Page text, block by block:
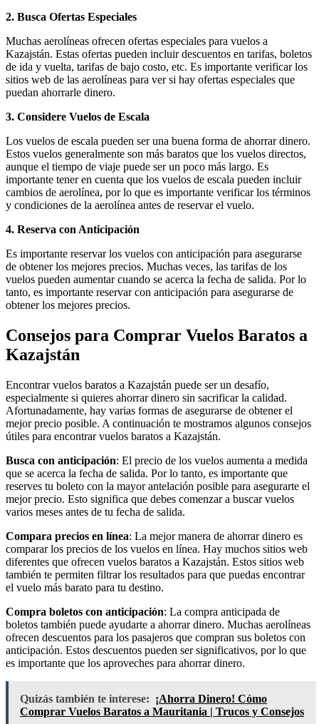
2. Busca Ofertas Especiales
Muchas aerolíneas ofrecen ofertas especiales para vuelos a
Kazajstán. Estas ofertas pueden incluir descuentos en tarifas, boletos
de ida y vuelta, tarifas de bajo costo, etc. Es importante verificar los
sitios web de las aerolíneas para ver si hay ofertas especiales que
puedan ahorrarle dinero.
3. Considere Vuelos de Escala
Los vuelos de escala pueden ser una buena forma de ahorrar dinero.
Estos vuelos generalmente son más baratos que los vuelos directos,
aunque el tiempo de viaje puede ser un poco más largo. Es
importante tener en cuenta que los vuelos de escala pueden incluir
cambios de aerolínea, por lo que es importante verificar los términos
y condiciones de la aerolínea antes de reservar el vuelo.
4. Reserva con Anticipación
Es importante reservar los vuelos con anticipación para asegurarse
de obtener los mejores precios. Muchas veces, las tarifas de los
vuelos pueden aumentar cuando se acerca la fecha de salida. Por lo
tanto, es importante reservar con anticipación para asegurarse de
obtener los mejores precios.
Consejos para Comprar Vuelos Baratos a
Kazajstán
Encontrar vuelos baratos a Kazajstán puede ser un desafío,
especialmente si quieres ahorrar dinero sin sacrificar la calidad.
Afortunadamente, hay varias formas de asegurarse de obtener el
mejor precio posible. A continuación te mostramos algunos consejos
útiles para encontrar vuelos baratos a Kazajstán.
Busca con anticipación: El precio de los vuelos aumenta a medida
que se acerca la fecha de salida. Por lo tanto, es importante que
reserves tu boleto con la mayor antelación posible para asegurarte el
mejor precio. Esto significa que debes comenzar a buscar vuelos
varios meses antes de tu fecha de salida.
Compara precios en línea: La mejor manera de ahorrar dinero es
comparar los precios de los vuelos en línea. Hay muchos sitios web
diferentes que ofrecen vuelos baratos a Kazajstán. Estos sitios web
también te permiten filtrar los resultados para que puedas encontrar
el vuelo más barato para tu destino.
Compra boletos con anticipación: La compra anticipada de
boletos también puede ayudarte a ahorrar dinero. Muchas aerolíneas
ofrecen descuentos para los pasajeros que compran sus boletos con
anticipación. Estos descuentos pueden ser significativos, por lo que
es importante que los aproveches para ahorrar dinero.
Quizás también te interese: ¡Ahorra Dinero! Cómo
Comprar Vuelos Baratos a Mauritania | Trucos y Consejos